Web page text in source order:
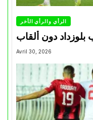
الرأي والرأي الأخر
بلوزداد دون ألقاب
Avril 30, 2026